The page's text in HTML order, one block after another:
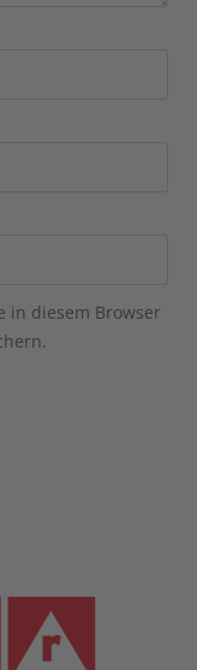
in diesem Browser